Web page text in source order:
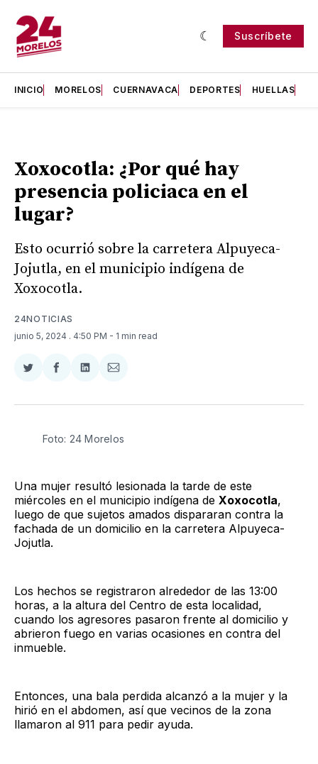
Suscríbete
INICIO MORELOS CUERNAVACA DEPORTES HUELLAS
Xoxocotla: ¿Por qué hay
presencia policiaca en el
lugar?
Esto ocurrió sobre la carretera Alpuyeca-
Jojutla, en el municipio indígena de
Xoxocotla.
24NOTICIAS
junio 5, 2024 . 4:50 PM - 1 min read
Compartir
Twitter
Compartir
Facebook
Compartir
LinkedIn
Compartir
Email
Foto: 24 Morelos
Una mujer resultó lesionada la tarde de este
miércoles en el municipio indígena de Xoxocotla,
luego de que sujetos amados dispararan contra la
fachada de un domicilio en la carretera Alpuyeca-
Jojutla.
Los hechos se registraron alrededor de las 13:00
horas, a la altura del Centro de esta localidad,
cuando los agresores pasaron frente al domicilio y
abrieron fuego en varias ocasiones en contra del
inmueble.
Entonces, una bala perdida alcanzó a la mujer y la
hirió en el abdomen, así que vecinos de la zona
llamaron al 911 para pedir ayuda.